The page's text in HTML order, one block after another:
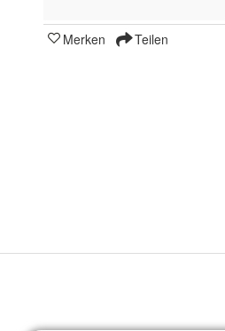
Merken Teilen